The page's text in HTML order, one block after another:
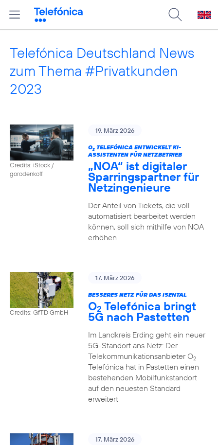
Telefónica Deutschland News
zum Thema #Privatkunden
2023
Credits: iStock /
gorodenkoff
19. März 2026
O2TELEFÓNICA ENTWICKELT KI-
ASSISTENTEN FÜR NETZBETRIEB
„NOA“ ist digitaler
Sparringspartner für
Netzingenieure
Der Anteil von Tickets, die voll
automatisiert bearbeitet werden
können, soll sich mithilfe von NOA
erhöhen
Credits: GfTD GmbH
17. März 2026
BESSERES NETZ FÜR DAS ISENTAL
O2 Telefónica bringt
5G nach Pastetten
Im Landkreis Erding geht ein neuer
5G-Standort ans Netz: Der
Telekommunikationsanbieter O2
Telefónica hat in Pastetten einen
bestehenden Mobilfunkstandort
auf den neuesten Standard
erweitert
17. März 2026